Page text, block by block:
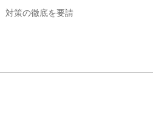
策の徹底を要請